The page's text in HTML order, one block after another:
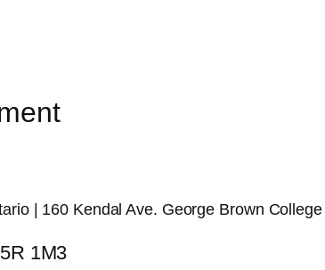
| 160 Kendal Ave. George Brown
1M3